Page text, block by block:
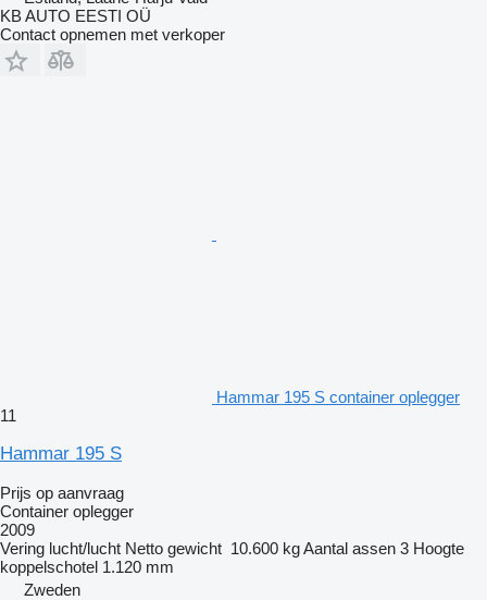
KB AUTO EESTI OÜ
Contact opnemen met verkoper
Hammar 195 S container oplegger
11
Hammar 195 S
Prijs op aanvraag
Container oplegger
2009
Vering lucht/lucht Netto gewicht 10.600 kgAantal assen 3 Hoogte
koppelschotel 1.120 mm
Zweden